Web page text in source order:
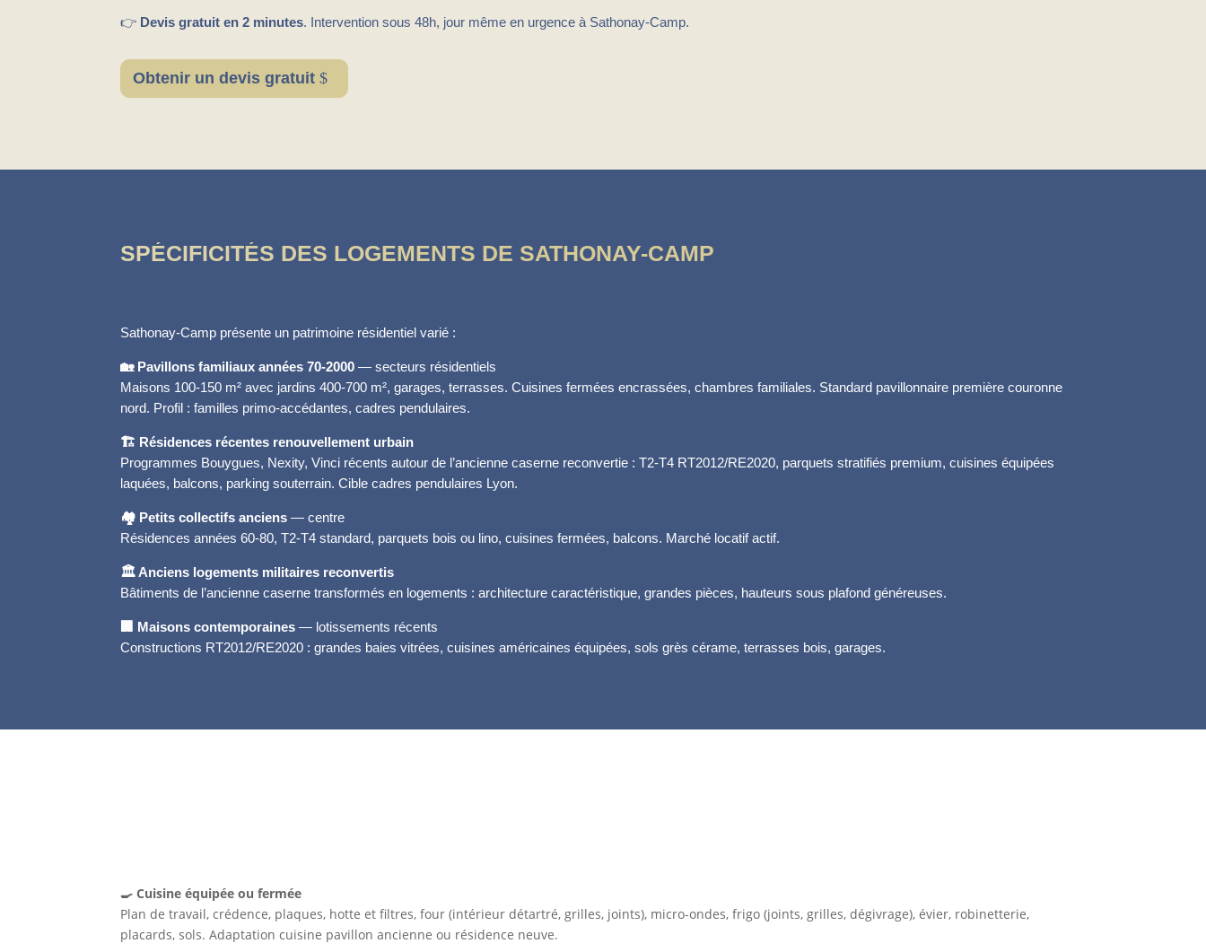
👉 Devis gratuit en 2 minutes. Intervention sous 48h, jour même en urgence à Sathonay-Camp.
Obtenir un devis gratuit
SPÉCIFICITÉS DES LOGEMENTS DE SATHONAY-CAMP
Sathonay-Camp présente un patrimoine résidentiel varié :
🏡 Pavillons familiaux années 70-2000 — secteurs résidentiels
Maisons 100-150 m² avec jardins 400-700 m², garages, terrasses. Cuisines fermées encrassées, chambres familiales. Standard pavillonnaire première couronne
nord. Profil : familles primo-accédantes, cadres pendulaires.
🏗️ Résidences récentes renouvellement urbain
Programmes Bouygues, Nexity, Vinci récents autour de l’ancienne caserne reconvertie : T2-T4 RT2012/RE2020, parquets stratifiés premium, cuisines équipées
laquées, balcons, parking souterrain. Cible cadres pendulaires Lyon.
🏘️ Petits collectifs anciens — centre
Résidences années 60-80, T2-T4 standard, parquets bois ou lino, cuisines fermées, balcons. Marché locatif actif.
🏛️ Anciens logements militaires reconvertis
Bâtiments de l’ancienne caserne transformés en logements : architecture caractéristique, grandes pièces, hauteurs sous plafond généreuses.
🏢 Maisons contemporaines — lotissements récents
Constructions RT2012/RE2020 : grandes baies vitrées, cuisines américaines équipées, sols grès cérame, terrasses bois, garages.
🍳 Cuisine équipée ou fermée
Plan de travail, crédence, plaques, hotte et filtres, four (intérieur détartré, grilles, joints), micro-ondes, frigo (joints, grilles, dégivrage), évier, robinetterie,
placards, sols. Adaptation cuisine pavillon ancienne ou résidence neuve.